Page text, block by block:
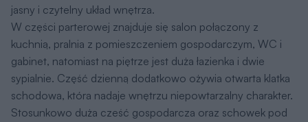
jasny i czytelny układ wnętrza.
W części parterowej znajduje się salon połączony z
kuchnią, pralnia z pomieszczeniem gospodarczym, WC i
gabinet, natomiast na piętrze jest duża łazienka i dwie
sypialnie. Część dzienną dodatkowo ożywia otwarta klatka
schodowa, która nadaje wnętrzu niepowtarzalny charakter.
Stosunkowo duża cześć gospodarcza oraz schowek pod